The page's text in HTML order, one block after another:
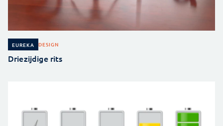
EUREKA DESIGN
Driezijdige rits